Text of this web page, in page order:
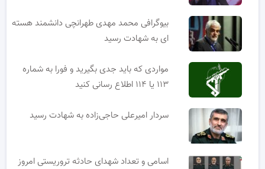
بیوگرافی محمد مهدی طهرانچی دانشمند هسته
ای به شهادت رسید
مواردی که باید جدی بگیرید و فورا به شماره
۱۱۳ یا ۱۱۴ اطلاع رسانی کنید
سردار امیرعلی حاجی‌زاده به شهادت رسید
اسامی و تعداد شهدای حادثه تروریستی امروز